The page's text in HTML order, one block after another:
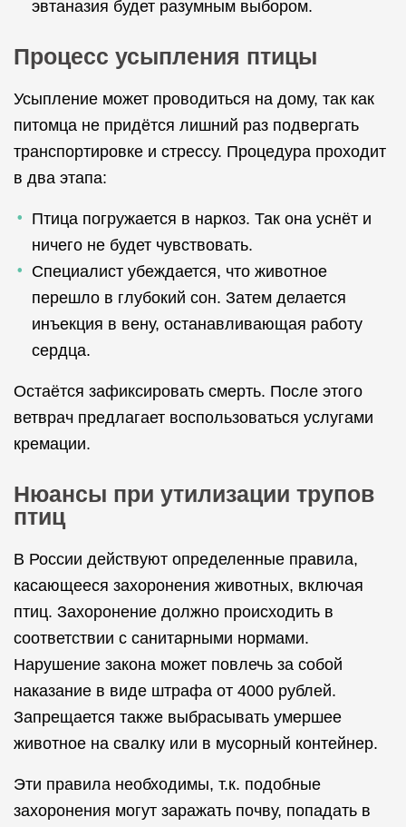
эвтаназия будет разумным выбором.
Процесс усыпления птицы
Усыпление может проводиться на дому, так как
питомца не придётся лишний раз подвергать
транспортировке и стрессу. Процедура проходит
в два этапа:
Птица погружается в наркоз. Так она уснёт и
ничего не будет чувствовать.
Специалист убеждается, что животное
перешло в глубокий сон. Затем делается
инъекция в вену, останавливающая работу
сердца.
Остаётся зафиксировать смерть. После этого
ветврач предлагает воспользоваться услугами
кремации.
Нюансы при утилизации трупов
птиц
В России действуют определенные правила,
касающееся захоронения животных, включая
птиц. Захоронение должно происходить в
соответствии с санитарными нормами.
Нарушение закона может повлечь за собой
наказание в виде штрафа от 4000 рублей.
Запрещается также выбрасывать умершее
животное на свалку или в мусорный контейнер.
Эти правила необходимы, т.к. подобные
захоронения могут заражать почву, попадать в